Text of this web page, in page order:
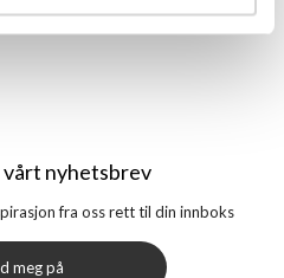
vårt nyhetsbrev
fra oss rett til din innboks
meg på